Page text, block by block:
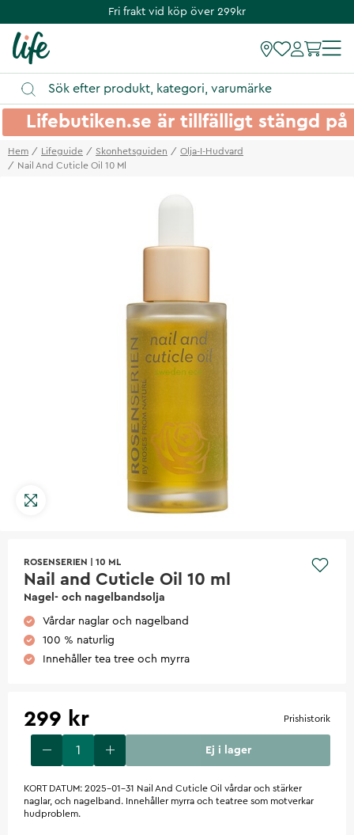
Fri frakt vid köp över 299kr
Lifebutiken.se är tillfälligt stängd
Hem Lifeguide Skonhetsguiden
Olja-I-Hudvard
Nail And Cuticle Oil 10 Ml
ROSENSERIEN 10 ML
Nail and Cuticle Oil 10 ml
Nagel- och nagelbandsolja
Vårdar naglar och nagelband
100 % naturlig
Innehåller tea tree och myrra
299 kr Prishistorik
Ej i lager
KORT DATUM: 2025-01-31 Nail And Cuticle Oil vårdar och stärker
naglar, och nagelband. Innehåller myrra och teatree som motverkar
hudproblem.